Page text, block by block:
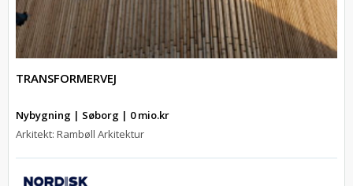
TRANSFORMERVEJ
Nybygning | Søborg | 0 mio.kr
Arkitekt: Rambøll Arkitektur